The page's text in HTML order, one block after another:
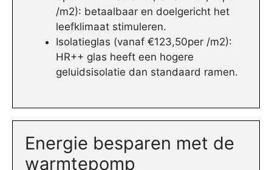
/m2): betaalbaar en doelgericht het
leefklimaat stimuleren.
Isolatieglas (vanaf €123,50per /m2):
HR++ glas heeft een hogere
geluidsisolatie dan standaard ramen.
Energie besparen met de
warmtepomp